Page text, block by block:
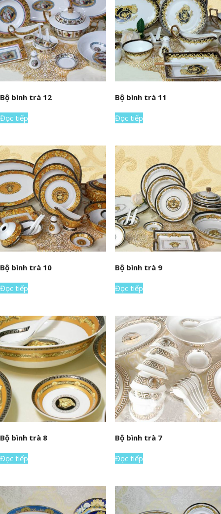
Bộ bình trà 12
Đọc tiếp
Bộ bình trà 11
Đọc tiếp
Bộ bình trà 10
Đọc tiếp
Bộ bình trà 9
Đọc tiếp
Bộ bình trà 8
Đọc tiếp
Bộ bình trà 7
Đọc tiếp